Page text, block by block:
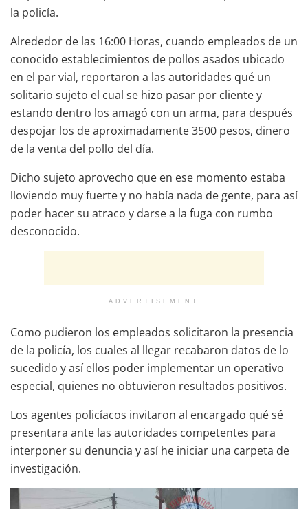
la policía.
Alrededor de las 16:00 Horas, cuando empleados de un
conocido establecimientos de pollos asados ubicado
en el par vial, reportaron a las autoridades qué un
solitario sujeto el cual se hizo pasar por cliente y
estando dentro los amagó con un arma, para después
despojar los de aproximadamente 3500 pesos, dinero
de la venta del pollo del día.
Dicho sujeto aprovecho que en ese momento estaba
lloviendo muy fuerte y no había nada de gente, para así
poder hacer su atraco y darse a la fuga con rumbo
desconocido.
ADVERTISEMENT
Como pudieron los empleados solicitaron la presencia
de la policía, los cuales al llegar recabaron datos de lo
sucedido y así ellos poder implementar un operativo
especial, quienes no obtuvieron resultados positivos.
Los agentes policíacos invitaron al encargado qué sé
presentara ante las autoridades competentes para
interponer su denuncia y así he iniciar una carpeta de
investigación.